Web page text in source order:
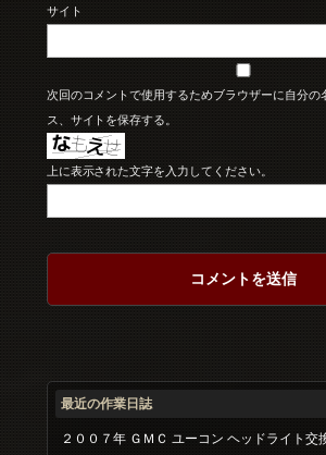
サイト
次回のコメントで使用するためブラウザーに自分の
ス、サイトを保存する。
上に表示された文字を入力してください。
最近の作業日誌
２００７年 ＧＭＣ ユーコン ヘッドライト交